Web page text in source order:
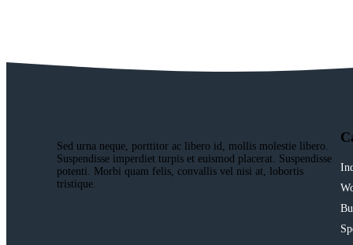
Sed urna neque, porttitor ac libero id, mollis molestie libero.
Suspendisse imperdiet turpis et euismod placerat. Suspendisse
potenti. Morbi quam felis, convallis vel nisi at, lobortis
tristique.